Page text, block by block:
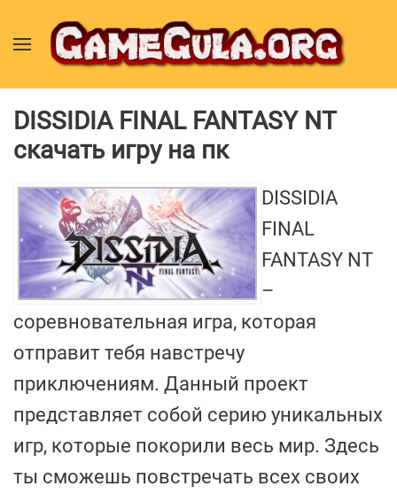
DISSIDIA FINAL FANTASY NT
скачать игру на пк
DISSIDIA
FINAL
FANTASY NT
–
соревновательная игра, которая
отправит тебя навстречу
приключениям. Данный проект
представляет собой серию уникальных
игр, которые покорили весь мир. Здесь
ты сможешь повстречать всех своих